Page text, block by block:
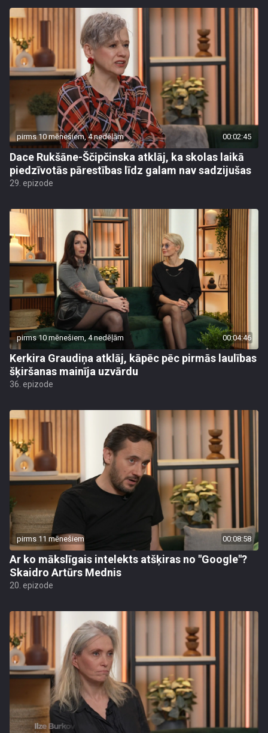
pirms 10 mēnešiem, 4 nedēļām 00:02:45
Dace Rukšāne-Ščipčinska atklāj, ka skolas laikā
piedzīvotās pārestības līdz galam nav sadzijušas
29. epizode
pirms 10 mēnešiem, 4 nedēļām 00:04:46
Kerkira Graudiņa atklāj, kāpēc pēc pirmās laulības
šķiršanas mainīja uzvārdu
36. epizode
pirms 11 mēnešiem 00:08:58
Ar ko mākslīgais intelekts atšķiras no "Google"?
Skaidro Artūrs Mednis
20. epizode